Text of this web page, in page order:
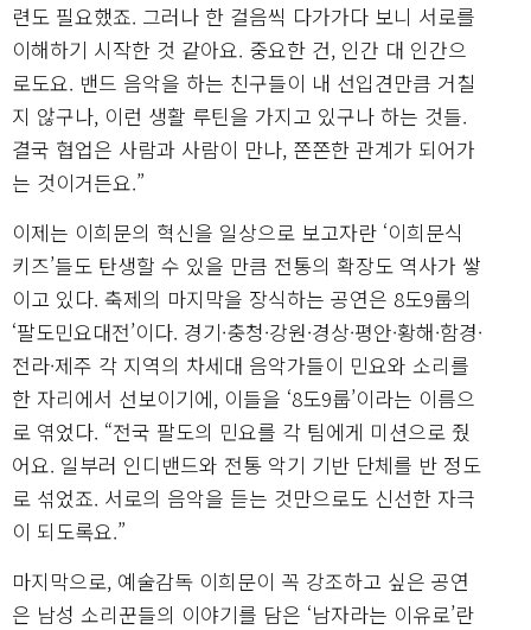
련도 필요했죠. 그러나 한 걸음씩 다가가다 보니 서로를
이해하기 시작한 것 같아요. 중요한 건, 인간 대 인간으
로도요. 밴드 음악을 하는 친구들이 내 선입견만큼 거칠
지 않구나, 이런 생활 루틴을 가지고 있구나 하는 것들.
결국 협업은 사람과 사람이 만나, 쫀쫀한 관계가 되어가
는 것이거든요.”
이제는 이희문의 혁신을 일상으로 보고자란 ‘이희문식
키즈’들도 탄생할 수 있을 만큼 전통의 확장도 역사가 쌓
이고 있다. 축제의 마지막을 장식하는 공연은 8도9룹의
‘팔도민요대전’이다. 경기·충청·강원·경상·평안·황해·함경·
전라·제주 각 지역의 차세대 음악가들이 민요와 소리를
한 자리에서 선보이기에, 이들을 ‘8도9룹’이라는 이름으
로 엮었다. “전국 팔도의 민요를 각 팀에게 미션으로 줬
어요. 일부러 인디밴드와 전통 악기 기반 단체를 반 정도
로 섞었죠. 서로의 음악을 듣는 것만으로도 신선한 자극
이 되도록요.”
마지막으로, 예술감독 이희문이 꼭 강조하고 싶은 공연
은 남성 소리꾼들의 이야기를 담은 ‘남자라는 이유로’란